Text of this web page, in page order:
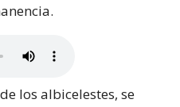
los albicelestes, se